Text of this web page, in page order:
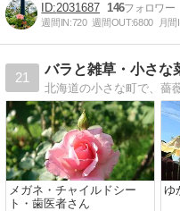
2031687 146
週間IN:720 週間OUT:6800 月間
21
バラと雑草・小さな
メガネ・チャイルドシー
ト・歯医者さん
ゆ